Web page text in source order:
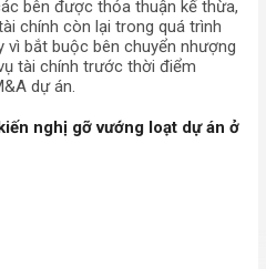
bên được thỏa thuận kế thừa,
chính còn lại trong quá trình
bắt buộc bên chuyển nhượng
tài chính trước thời điểm
dự án.
nghị gỡ vướng loạt dự án ở